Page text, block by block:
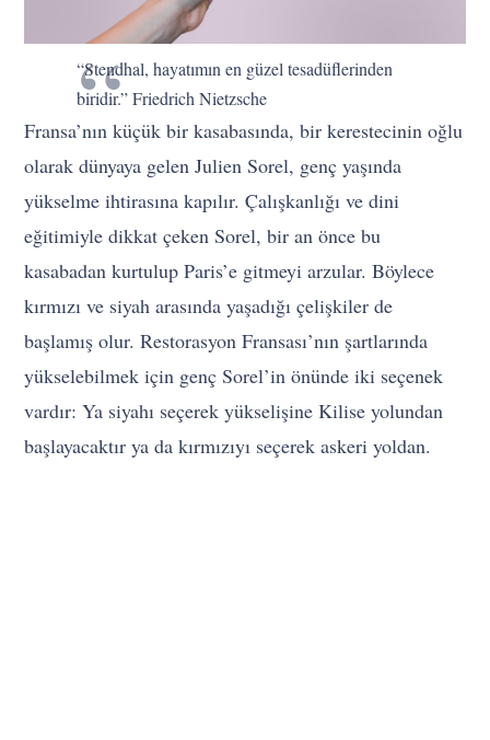
“Stendhal, hayatımın en güzel tesadüflerinden
biridir.” Friedrich Nietzsche
Fransa’nın küçük bir kasabasında, bir kerestecinin oğlu
olarak dünyaya gelen Julien Sorel, genç yaşında
yükselme ihtirasına kapılır. Çalışkanlığı ve dini
eğitimiyle dikkat çeken Sorel, bir an önce bu
kasabadan kurtulup Paris’e gitmeyi arzular. Böylece
kırmızı ve siyah arasında yaşadığı çelişkiler de
başlamış olur. Restorasyon Fransası’nın şartlarında
yükselebilmek için genç Sorel’in önünde iki seçenek
vardır: Ya siyahı seçerek yükselişine Kilise yolundan
başlayacaktır ya da kırmızıyı seçerek askeri yoldan.